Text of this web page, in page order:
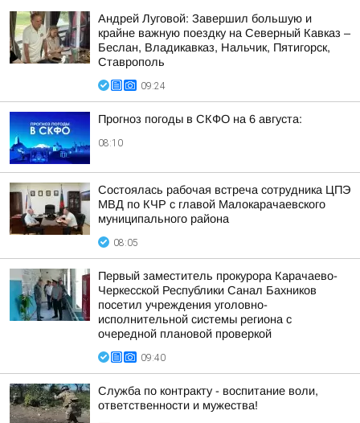
Андрей Луговой: Завершил большую и
крайне важную поездку на Северный Кавказ –
Беслан, Владикавказ, Нальчик, Пятигорск,
Ставрополь
09:24
Прогноз погоды в СКФО на 6 августа:
08:10
Состоялась рабочая встреча сотрудника ЦПЭ
МВД по КЧР с главой Малокарачаевского
муниципального района
08:05
Первый заместитель прокурора Карачаево-
Черкесской Республики Санал Бахников
посетил учреждения уголовно-
исполнительной системы региона с
очередной плановой проверкой
09:40
Служба по контракту - воспитание воли,
ответственности и мужества!